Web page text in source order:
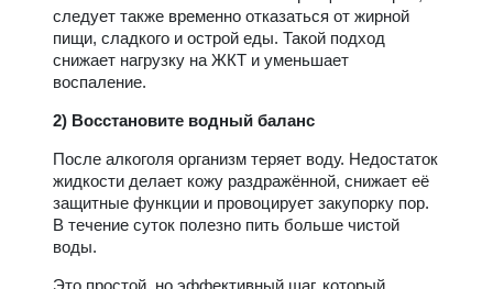
следует также временно отказаться от жирной
пищи, сладкого и острой еды. Такой подход
снижает нагрузку на ЖКТ и уменьшает
воспаление.
2) Восстановите водный баланс
После алкоголя организм теряет воду. Недостаток
жидкости делает кожу раздражённой, снижает её
защитные функции и провоцирует закупорку пор.
В течение суток полезно пить больше чистой
воды.
Это простой, но эффективный шаг, который